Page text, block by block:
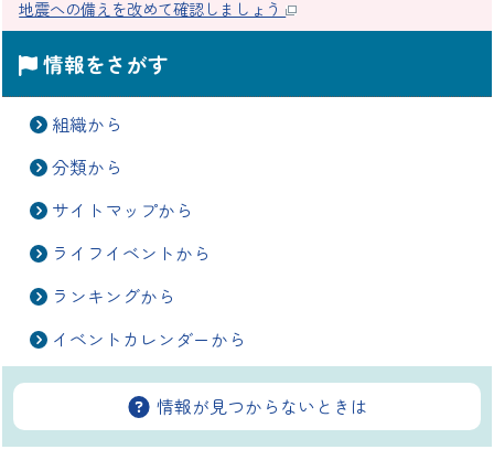
地震への備えを改めて確認しましょう
情報をさがす
組織から
分類から
サイトマップから
ライフイベントから
ランキングから
イベントカレンダーから
情報が見つからないときは